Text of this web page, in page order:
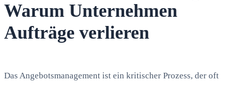
Warum Unternehmen
Aufträge verlieren
Das Angebotsmanagement ist ein kritischer Prozess, der oft